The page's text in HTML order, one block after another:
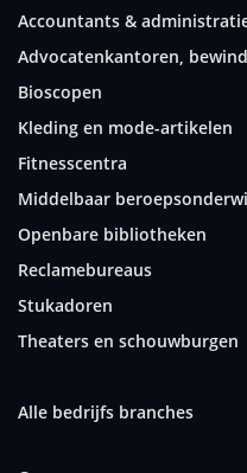
Accountants &
Advocatenkantoren,
Bioscopen
Kleding en mode-artikelen
Fitnesscentra
Middelbaar
Openbare bibliotheken
Reclamebureaus
Stukadoren
Theaters en schouwburgen
Alle bedrijfs branches